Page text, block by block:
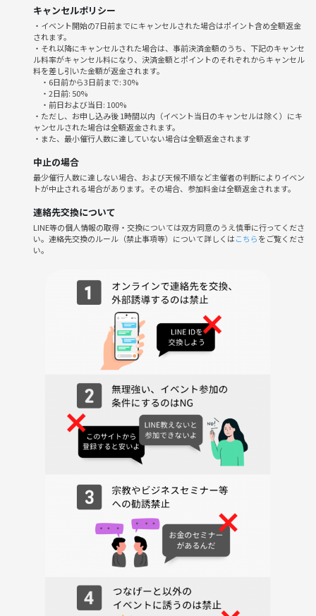
🎮遊ぶ内容
★ボードゲーム（かんたんなパーティーゲームだけ）
★マリオカート（チーム分けて団体戦でトーナメントします…）
★格付けチェック（味覚チェック！お肉やアイスや海苔など予定）
遊んで仲良くなれたらたくさんお話しましょう！
※マーダーミステリーは行いません！マダミスがやりたい方は12時半か
ら同じ会場で開催の昼の部にご参加ください
↓マダミスはこちら↓
https://tunagate.com/circle/200858/events/530304
🔷初参加大歓迎
🔷ゲーム未経験&初心者限定(ガチ勢NG)
-------------------------------------------
おひとり様・ご新規様、大歓迎です！
仕事もお金も立場も関係ない友達を作ろう！
✅友だちを作りたい人
✅ビジネス目的は絶対NG
🔵つなげーと初心者しかいない！
🔵人見知りでも大丈夫！
自己紹介タイムや席替えもします！
🔵お酒が飲めなくても大丈夫です！
🔵ほったらかしにしません！
みんながコミュニケーション取れるように
❌友だち作る気がない方はNG
情報商材・マルチ商法などの集客目的の参加は固くお断りします。発覚
次第退場していただきます。）
キャンセルポリシー
・イベント開始の7日前までにキャンセルされた場合はポイント含め全額返金
されます。
・それ以降にキャンセルされた場合は、事前決済金額のうち、下記のキャンセ
ル料率がキャンセル料になり、決済金額とポイントのそれぞれからキャンセル
料を差し引いた金額が返金されます。
・6日前から3日前まで: 30%
・2日前: 50%
・前日および当日: 100%
・ただし、お申し込み後 1時間以内（イベント当日のキャンセルは除く）にキ
ャンセルされた場合は全額返金されます。
・また、最小催行人数に達していない場合は全額返金されます
中止の場合
最少催行人数に達しない場合、および天候不順など主催者の判断によりイベン
トが中止される場合があります。その場合、参加料金は全額返金されます。
連絡先交換について
LINE等の個人情報の取得・交換については双方同意のうえ慎重に行ってくださ
い。連絡先交換のルール（禁止事項等）について詳しくはこちらをご覧くださ
い。